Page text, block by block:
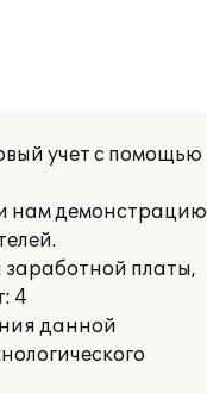
учет с помощью
нам демонстрацию
заработной платы,
4
данной